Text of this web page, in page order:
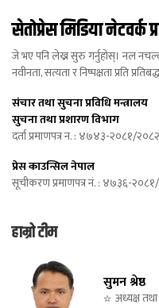
सेतोप्रेस मिडिया नेटवर्क
जे भए पनि लेख्न सुरु गर्नुहोस्। नल
नवीनता, सत्यता र निष्पक्षता प्रति
संचार तथा सुचना प्रविधि मन्त्रालय
सुचना तथा प्रशारण विभाग
दर्ता प्रमाणपत्र न. : ४७४३-२०८१/२०८२
प्रेस काउन्सिल नेपाल
सूचीकरण प्रमाणपत्र नं. : ४७३६-
हाम्रो टीम
सुमन श्रेष्ठ
अध्यक्ष